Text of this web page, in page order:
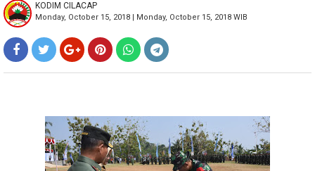
KODIM CILACAP
Monday, October 15, 2018 | Monday, October 15, 2018 WIB